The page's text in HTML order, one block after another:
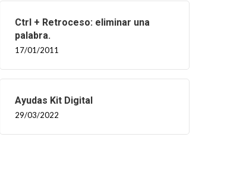
Ctrl + Retroceso: eliminar una
palabra.
17/01/2011
Ayudas Kit Digital
29/03/2022